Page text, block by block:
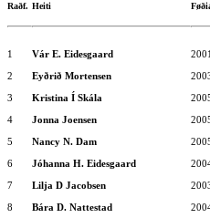
Raðf. Heiti
1 Vár E. Eidesgaard 2001
2
Eyðrið Mortensen
3
Kristina Í Skála
4
Jonna Joensen
5
Nancy N. Dam
6
Jóhanna H. Eidesgaard
7
Lilja D Jacobsen
8
Bára D. Nattestad